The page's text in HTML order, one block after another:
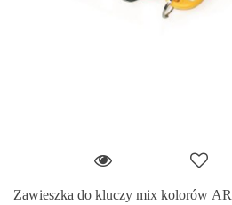
Zawieszka do kluczy mix kolorów